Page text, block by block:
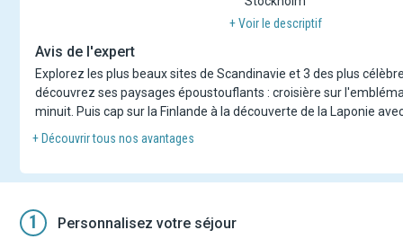
+ Voir le descriptif
Avis de l'expert
Explorez les plus beaux sites de Scandinavie et 3 des plus
découvrez ses paysages époustouflants : croisière sur
minuit. Puis cap sur la Finlande à la découverte de la Laponie
Cet itinéraire méticuleusement conçu vous offre, malgré les
de nuit de Rovaniemi à Helsinki et une nuit sur la mer baltique
+ Découvrir tous nos avantages
1 Personnalisez votre séjour